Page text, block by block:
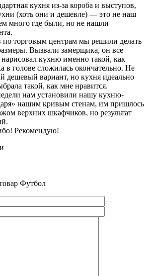
кухня из-за короба и выступов,
(хоть они и дешевле) — это не наш
много где были, но не нашли
по торговым центрам мы решили делать
Вызвали замерщика, он все
кухню именно такой, как
в голове сложилась окончательно. Не
дешевый вариант, но кухня идеально
такой, как мне нравится.
нам установили нашу кухню-
нашим кривым стенам, им пришлось
верхних шкафчиков, но результат
Рекомендую!
Футбол